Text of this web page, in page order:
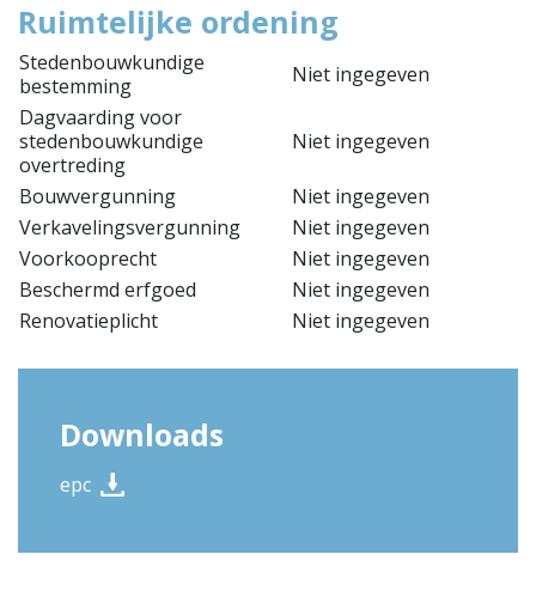
Ruimtelijke ordening
Stedenbouwkundige
bestemming
Niet ingegeven
Dagvaarding voor
stedenbouwkundige
overtreding
Niet ingegeven
Bouwvergunning
Niet ingegeven
Verkavelingsvergunning
Niet ingegeven
Voorkooprecht
Niet ingegeven
Beschermd erfgoed
Niet ingegeven
Renovatieplicht
Niet ingegeven
Downloads
epc